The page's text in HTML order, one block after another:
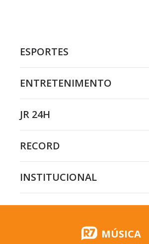
ESPORTES
ENTRETENIMENTO
JR 24H
RECORD
INSTITUCIONAL
MÚSICA